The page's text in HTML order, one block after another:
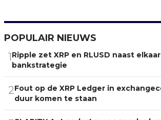
POPULAIR NIEUWS
1Ripple zet XRP en RLUSD naast
bankstrategie
2Fout op de XRP Ledger in
duur komen te staan